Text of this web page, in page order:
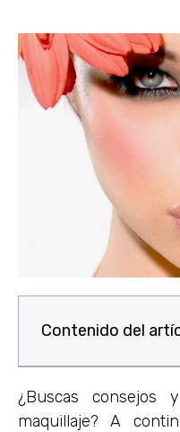
Contenido del
¿Buscas
maquillaje? A